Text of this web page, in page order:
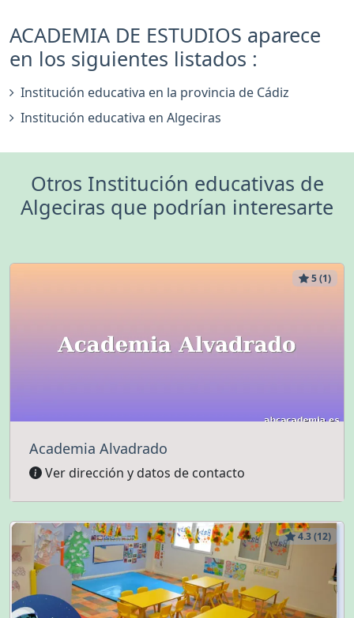
ACADEMIA DE ESTUDIOS aparece
en los siguientes listados :
Institución educativa en la provincia de Cádiz
Institución educativa en Algeciras
Otros Institución educativas de
Algeciras que podrían interesarte
5 (1)
Academia Alvadrado
Ver dirección y datos de contacto
4.3 (12)